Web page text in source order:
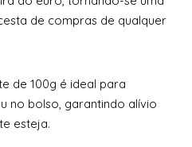
de compras de qualquer
de 100g é ideal para
no bolso, garantindo alívio
esteja.